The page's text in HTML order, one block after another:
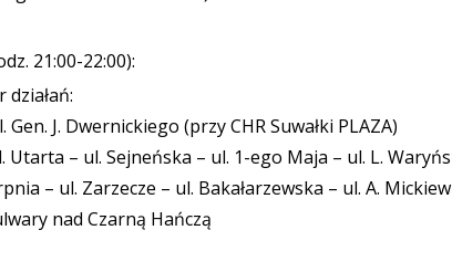
21:00-22:00):
działań:
Gen. J. Dwernickiego (przy CHR Suwałki PLAZA)
Utarta – ul. Sejneńska – ul. 1-ego Maja – ul. L.
– ul. Zarzecze – ul. Bakałarzewska – ul. A.
nad Czarną Hańczą